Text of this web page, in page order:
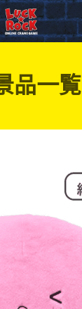
品一覧